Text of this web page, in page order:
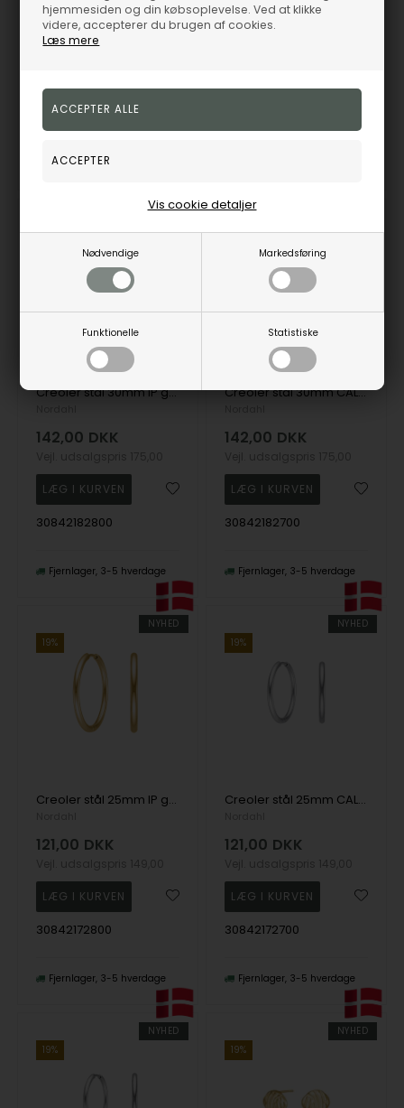
hjemmesiden og din købsoplevelse. Ved at klikke
videre, accepterer du brugen af cookies.
Læs mere
Nødvendige Markedsføring
Funktionelle Statistiske
Vis cookie detaljer
161,00 DKK
Vejl. udsalgspris
30842192800
Fjernlager 3-5 hverdage
161,00 DKK
19%
Creoler stål 30mm IP gold CALMA, fra Nordahl
142,00 DKK
30842182800
Fjernlager 3-5 hverdage
19%
Creoler stål 30mm CALMA, fra Nordahl
142,00 DKK
30842182700
Fjernlager 3-5 hverdage
NYHED
19%
Creoler stål 25mm IP gold CALMA, fra Nordahl
121,00 DKK
30842172800
Fjernlager 3-5 hverdage
NYHED
19%
Creoler stål 25mm CALMA, fra Nordahl
121,00 DKK
30842172700
Fjernlager 3-5 hverdage
NYHED
19%
NYHED
19%